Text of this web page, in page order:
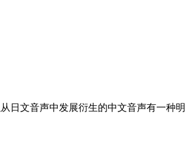
日文音声中发展衍生的中文音声有一种明